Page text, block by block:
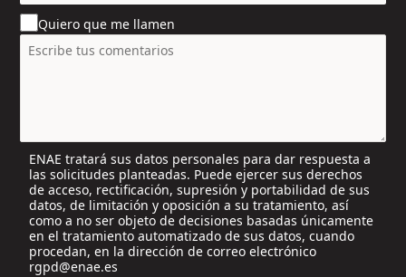
u
n
t
l
e
c
t
e
d
Quiero que me llamen
ENAE tratará sus datos personales para dar respuesta a
las solicitudes planteadas. Puede ejercer sus derechos
de acceso, rectificación, supresión y portabilidad de sus
datos, de limitación y oposición a su tratamiento, así
como a no ser objeto de decisiones basadas únicamente
en el tratamiento automatizado de sus datos, cuando
procedan, en la dirección de correo electrónico
rgpd@enae.es